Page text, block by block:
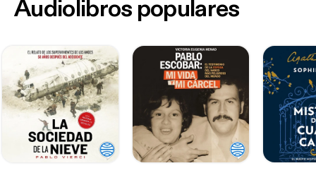
Audiolibros populares